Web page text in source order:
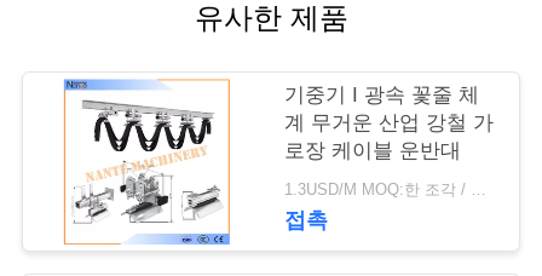
게
유사한 제품
기중기 I 광속 꽃줄 체
계 무거운 산업 강철 가
로장 케이블 운반대
1.3USD/M MOQ:한 조각 / 조각
접촉